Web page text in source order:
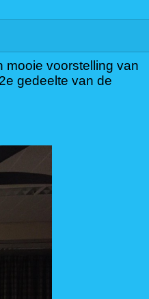
mooie voorstelling van
gedeelte van de